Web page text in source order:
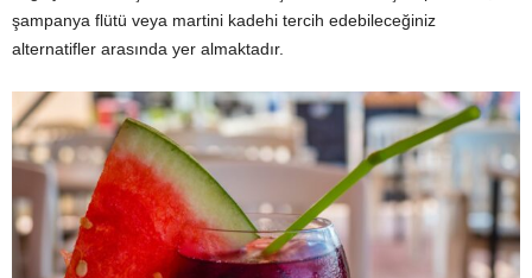
şampanya flütü veya martini kadehi tercih edebileceğiniz
alternatifler arasında yer almaktadır.